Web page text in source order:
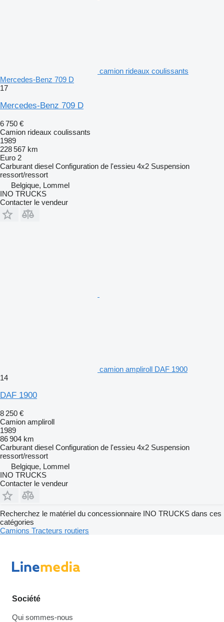
camion rideaux coulissants
Mercedes-Benz 709 D
17
Mercedes-Benz 709 D
6 750 €
Camion rideaux coulissants
1989
228 567 km
Euro 2
Carburant diesel Configuration de l'essieu 4x2 Suspension
ressort/ressort
Belgique, Lommel
INO TRUCKS
Contacter le vendeur
camion ampliroll DAF 1900
14
DAF 1900
8 250 €
Camion ampliroll
1989
86 904 km
Carburant diesel Configuration de l'essieu 4x2 Suspension
ressort/ressort
Belgique, Lommel
INO TRUCKS
Contacter le vendeur
Recherchez le matériel du concessionnaire INO TRUCKS dans ces
catégories
Camions Tracteurs routiers
Société
Qui sommes-nous